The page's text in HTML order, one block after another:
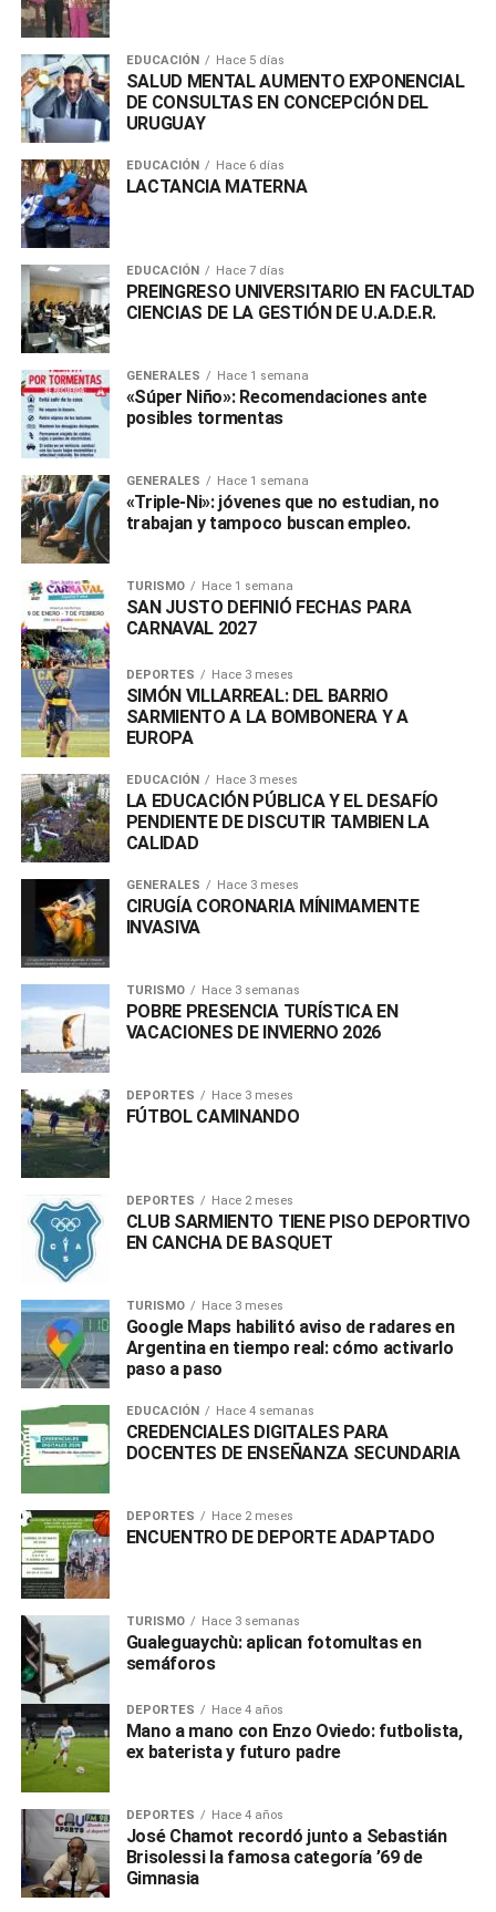
EDUCACIÓN Hace 5 días
SALUD MENTAL AUMENTO EXPONENCIAL
DE CONSULTAS EN CONCEPCIÓN DEL
URUGUAY
EDUCACIÓN Hace 6 días
LACTANCIA MATERNA
EDUCACIÓN Hace 7 días
PREINGRESO UNIVERSITARIO EN FACULTAD
CIENCIAS DE LA GESTIÓN DE U.A.D.E.R.
GENERALES Hace 1 semana
«Súper Niño»: Recomendaciones ante
posibles tormentas
GENERALES Hace 1 semana
«Triple-Ni»: jóvenes que no estudian, no
trabajan y tampoco buscan empleo.
TURISMO Hace 1 semana
SAN JUSTO DEFINIÓ FECHAS PARA
CARNAVAL 2027
DEPORTES Hace 3 meses
SIMÓN VILLARREAL: DEL BARRIO
SARMIENTO A LA BOMBONERA Y A
EUROPA
EDUCACIÓN Hace 3 meses
LA EDUCACIÓN PÚBLICA Y EL DESAFÍO
PENDIENTE DE DISCUTIR TAMBIEN LA
CALIDAD
GENERALES Hace 3 meses
CIRUGÍA CORONARIA MÍNIMAMENTE
INVASIVA
TURISMO Hace 3 semanas
POBRE PRESENCIA TURÍSTICA EN
VACACIONES DE INVIERNO 2026
DEPORTES Hace 3 meses
FÚTBOL CAMINANDO
DEPORTES Hace 2 meses
CLUB SARMIENTO TIENE PISO DEPORTIVO
EN CANCHA DE BASQUET
TURISMO Hace 3 meses
Google Maps habilitó aviso de radares en
Argentina en tiempo real: cómo activarlo
paso a paso
EDUCACIÓN Hace 4 semanas
CREDENCIALES DIGITALES PARA
DOCENTES DE ENSEÑANZA SECUNDARIA
DEPORTES Hace 2 meses
ENCUENTRO DE DEPORTE ADAPTADO
TURISMO Hace 3 semanas
Gualeguaychù: aplican fotomultas en
semáforos
DEPORTES Hace 4 años
Mano a mano con Enzo Oviedo: futbolista,
ex baterista y futuro padre
DEPORTES Hace 4 años
José Chamot recordó junto a Sebastián
Brisolessi la famosa categoría ’69 de
Gimnasia